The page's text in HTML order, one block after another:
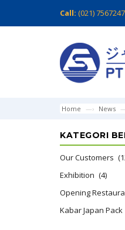
Call: (021)
Home News
KATEGORI
Our Customers
Exhibition (4)
Opening
Kabar Japan Pack